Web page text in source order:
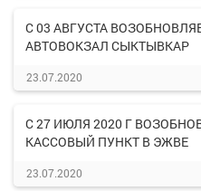
С 03 АВГУСТА
АВТОВОКЗАЛ СЫКТЫВКАР
23.07.2020
С 27 ИЮЛЯ 2020 Г
КАССОВЫЙ ПУНКТ В ЭЖВЕ
23.07.2020